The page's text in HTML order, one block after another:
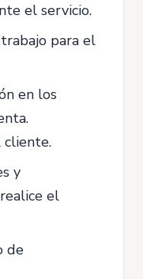
el servicio.
para el
en los
cliente.
y
el
de